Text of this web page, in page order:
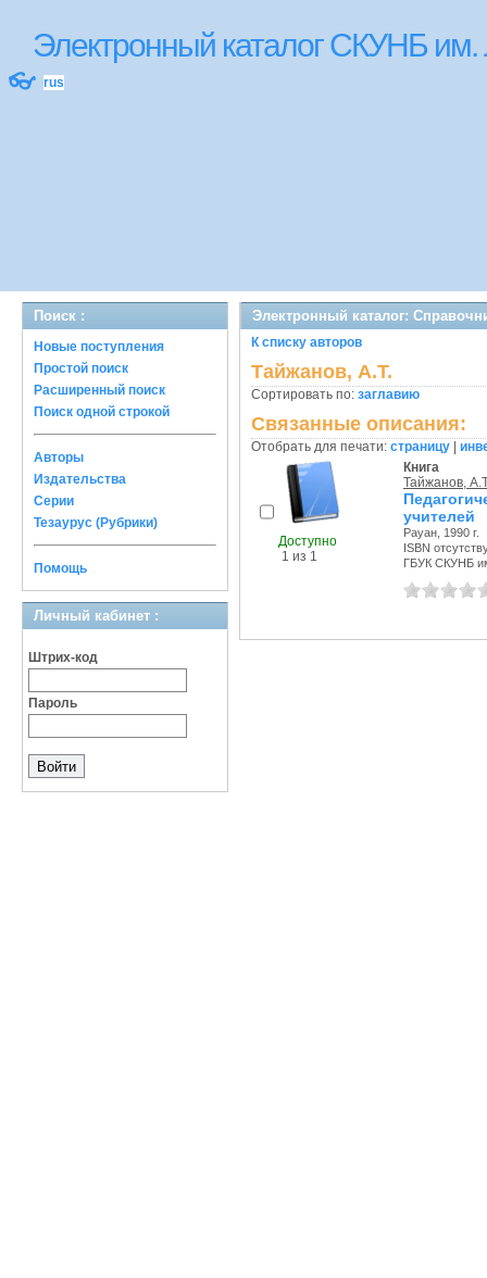
Электронный каталог СКУНБ
👓 rus
Поиск :
Новые поступления
Простой поиск
Расширенный поиск
Поиск одной строкой
Авторы
Издательства
Серии
Тезаурус (Рубрики)
Помощь
Личный кабинет :
Штрих-код
Пароль
Электронный каталог:
К списку авторов
Тайжанов, А.Т.
Сортировать по: заглавию
Связанные описания:
Отобрать для печати: страницу
Доступно
1 из 1
Книга
Тайжанов,
учителей
Рауан, 1990 г.
ISBN
ГБУК СКУНБ